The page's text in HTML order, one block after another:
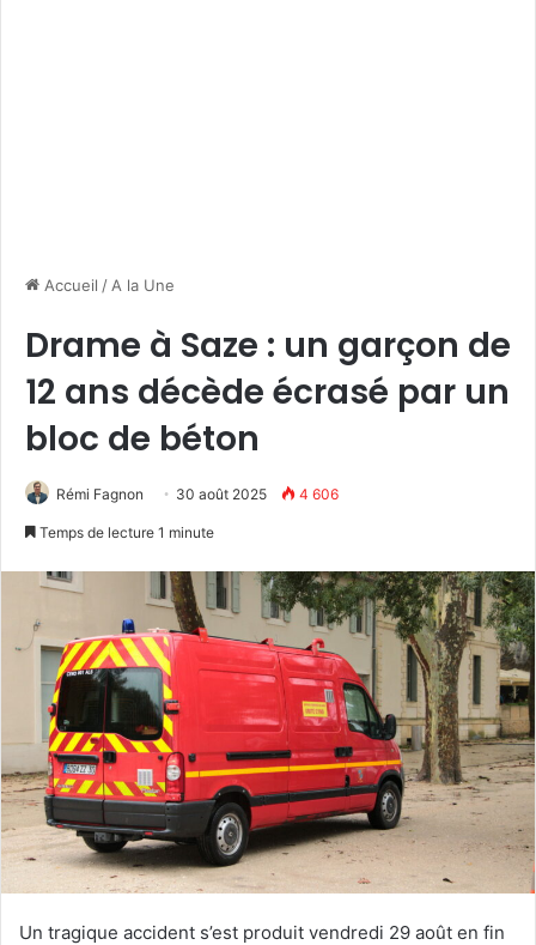
Accueil / A la Une
Drame à Saze : un garçon de
12 ans décède écrasé par un
bloc de béton
Rémi Fagnon 30 août 2025 4 606
Temps de lecture 1 minute
Un tragique accident s’est produit vendredi 29 août en fin